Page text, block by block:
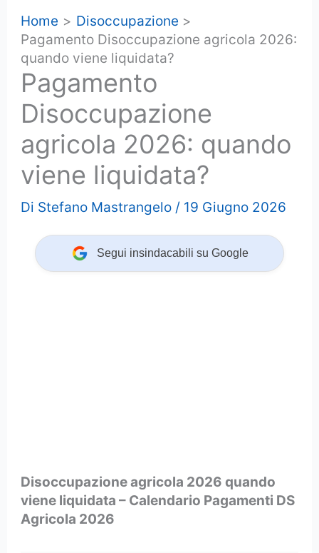
Home
Disoccupazione
Pagamento Disoccupazione agricola 2026:
quando viene liquidata?
Pagamento
Disoccupazione
agricola 2026: quando
viene liquidata?
Di Stefano Mastrangelo / 19 Giugno 2026
Segui insindacabili su Google
Disoccupazione agricola 2026 quando
viene liquidata – Calendario Pagamenti DS
Agricola 2026